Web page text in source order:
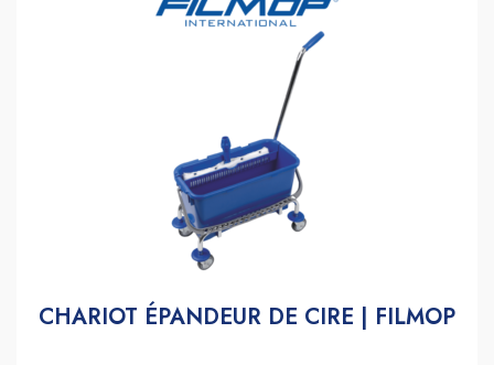
CHARIOT ÉPANDEUR DE CIRE | FILMOP